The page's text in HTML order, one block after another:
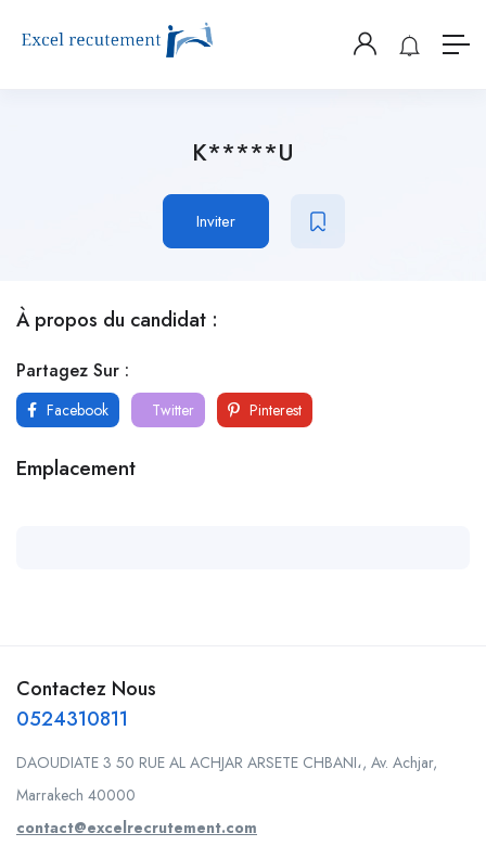
K*****U
Inviter
À propos du candidat :
Partagez Sur :
Facebook Twitter Pinterest
Emplacement
Contactez Nous
0524310811
DAOUDIATE 3 50 RUE AL ACHJAR ARSETE CHBANI،, Av. Achjar,
Marrakech 40000
contact@excelrecrutement.com